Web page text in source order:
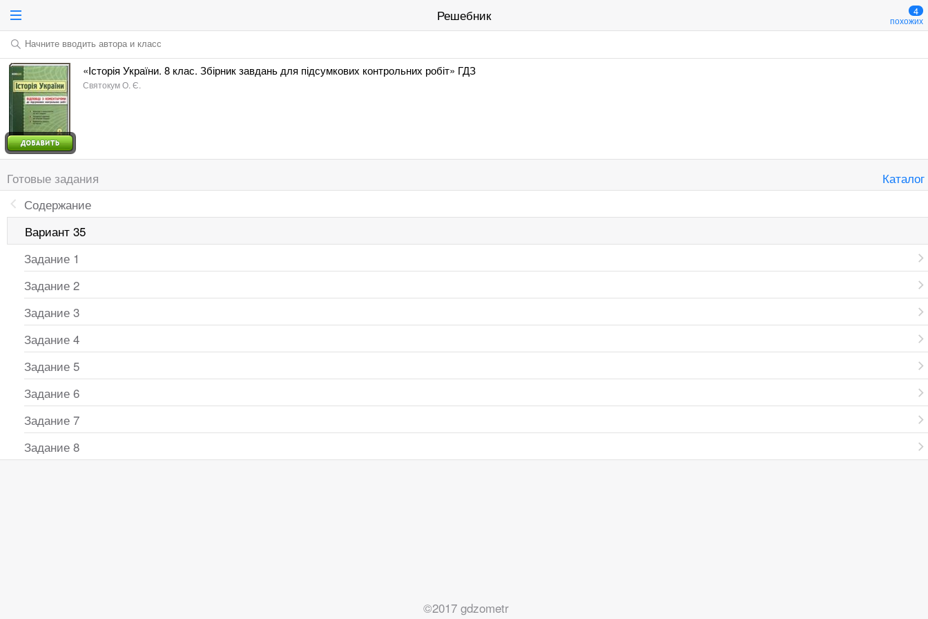
Решебник 4
похожих
Начните вводить автора и класс
«Історія України. 8 клас. Збірник завдань для підсумкових контрольних робіт» ГДЗ
Святокум О. Є.
Готовые задания
Каталог
Содержание
Вариант 35
Задание 1
Задание 2
Задание 3
Задание 4
Задание 5
Задание 6
Задание 7
Задание 8
©2017 gdzometr